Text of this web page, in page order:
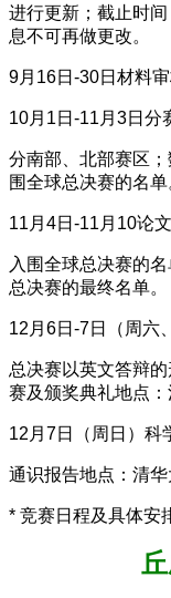
进行更新；截止时
息不可再做更改。
9月16日-30日材料
10月1日-11月3日分
分南部、北部赛区
围全球总决赛的名单
11月4日-11月10论
入围全球总决赛的
总决赛的最终名单。
12月6日-7日（周六
总决赛以英文答辩
赛及颁奖典礼地点
12月7日（周日）科
通识报告地点：清华
* 竞赛日程及具体安